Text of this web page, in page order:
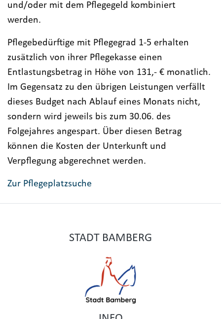
und/oder mit dem Pflegegeld kombiniert
werden.
Pflegebedürftige mit Pflegegrad 1-5 erhalten
zusätzlich von ihrer Pflegekasse einen
Entlastungsbetrag in Höhe von 131,- € monatlich.
Im Gegensatz zu den übrigen Leistungen verfällt
dieses Budget nach Ablauf eines Monats nicht,
sondern wird jeweils bis zum 30.06. des
Folgejahres angespart. Über diesen Betrag
können die Kosten der Unterkunft und
Verpflegung abgerechnet werden.
Zur Pflegeplatzsuche
STADT BAMBERG